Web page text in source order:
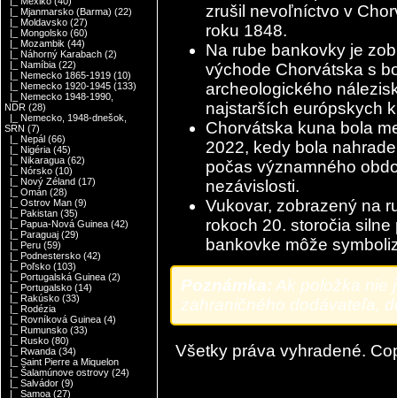
|_ Mjanmarsko (Barma) (22)
|_ Moldavsko (27)
|_ Mongolsko (60)
|_ Mozambik (44)
|_ Náhorný Karabach (2)
|_ Namíbia (22)
|_ Nemecko 1865-1919 (10)
|_ Nemecko 1920-1945 (133)
|_ Nemecko 1948-1990,
NDR (28)
|_ Nemecko, 1948-dnešok,
SRN (7)
|_ Nepál (66)
|_ Nigéria (45)
|_ Nikaragua (62)
|_ Nórsko (10)
|_ Nový Zéland (17)
|_ Omán (28)
|_ Ostrov Man (9)
|_ Pakistan (35)
|_ Papua-Nová Guinea (42)
|_ Paraguaj (29)
|_ Peru (59)
|_ Podnestersko (42)
|_ Poľsko (103)
|_ Portugalská Guinea (2)
|_ Portugalsko (14)
|_ Rakúsko (33)
|_ Rodézia
|_ Rovníková Guinea (4)
|_ Rumunsko (33)
|_ Rusko (80)
|_ Rwanda (34)
|_ Saint Pierre a Miquelon
|_ Šalamúnove ostrovy (24)
|_ Salvádor (9)
|_ Samoa (27)
zrušil nevoľníctvo v
roku 1848.
Na rube bankovky je
východe Chorvátska s
archeologického
najstarších európskych
Chorvátska kuna bola
2022, kedy bola
počas významného
nezávislosti.
Vukovar, zobrazený na
rokoch 20. storočia
bankovke môže
Poznámka: Ak položka nie
zahraničného dodávateľa,
Všetky práva vyhradené.